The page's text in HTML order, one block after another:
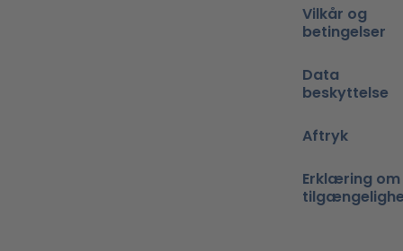
Vilkår og
betingelser
Data
beskyttelse
Aftryk
Erklæring om